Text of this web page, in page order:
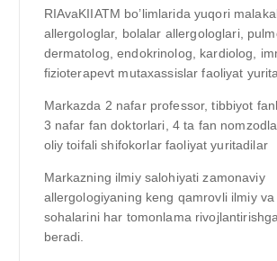
RIAvaKIIATM bo’limlarida yuqori
allergologlar, bolalar allergologlari,
dermatolog, endokrinolog, kardiolog,
fizioterapevt mutaxassislar faoliyat
Markazda 2 nafar professor, tibbiyot
3 nafar fan doktorlari, 4 ta fan
oliy toifali shifokorlar faoliyat yuritadilar
Markazning ilmiy salohiyati zamonaviy
allergologiyaning keng qamrovli ilmiy
sohalarini har tomonlama
beradi.